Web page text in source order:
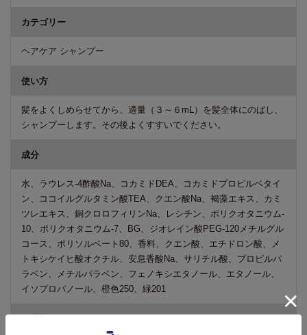
カテゴリー
ヘアケア シャンプー
使い方
髪をよくしめらせてから、適量（３～６mL）を髪全体にのばし、
シャンプーします。その後よくすすいでください。
成分
水、ラウレス-4酢酸Na、コカミドDEA、コカミドプロピルベタイ
ン、ココイルグルタミン酸TEA、クエン酸Na、褐藻エキス、カミ
ツレエキス、銅クロロフィリンNa、レシチン、ポリクオタニウム-
10、ポリクオタニウム-7、BG、ジオレイン酸PEG-120メチルグル
コース、ポリソルベート80、香料、クエン酸、エチドロン酸、メ
トキシケイヒ酸オクチル、安息香酸Na、サリチル酸、プロピルパ
ラベン、メチルパラベン、フェノキシエタノール、エタノール、
イソプロパノール、橙色250、緑201